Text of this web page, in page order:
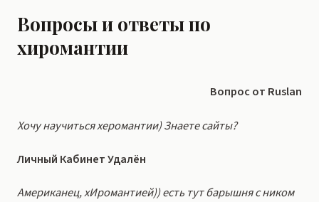
Вопросы и ответы по
хиромантии
Вопрос от Ruslan
Хочу научиться херомантии) Знаете сайты?
Личный Кабинет Удалён
Американец, хИромантией)) есть тут барышня с ником